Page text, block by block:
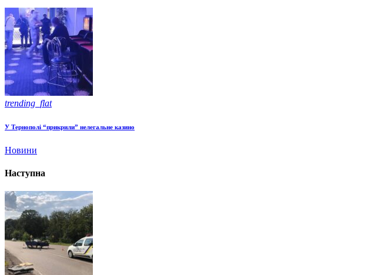
trending_flat
У Тернополі “прикрили” нелегальне казино
Новини
Наступна